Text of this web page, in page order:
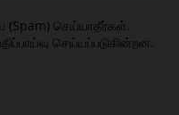
(Spam) செய்யாதீர்கள்.
செய்யப்படுகின்றன.